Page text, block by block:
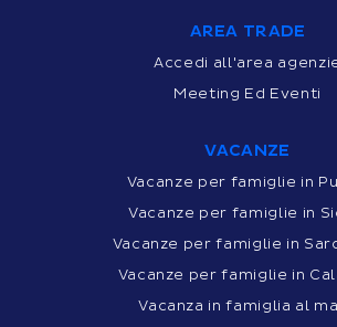
AREA TRADE
Accedi all'area
Meeting Ed Eventi
VACANZE
Vacanze per famiglie in
Vacanze per famiglie in
Vacanze per famiglie in
Vacanze per famiglie in
Vacanza in famiglia al